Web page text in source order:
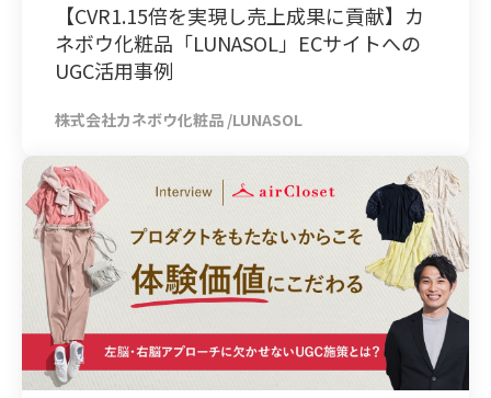
【CVR1.15倍を実現し売上成果に貢献】カ
ネボウ化粧品「LUNASOL」ECサイトへの
UGC活用事例
株式会社カネボウ化粧品 /LUNASOL